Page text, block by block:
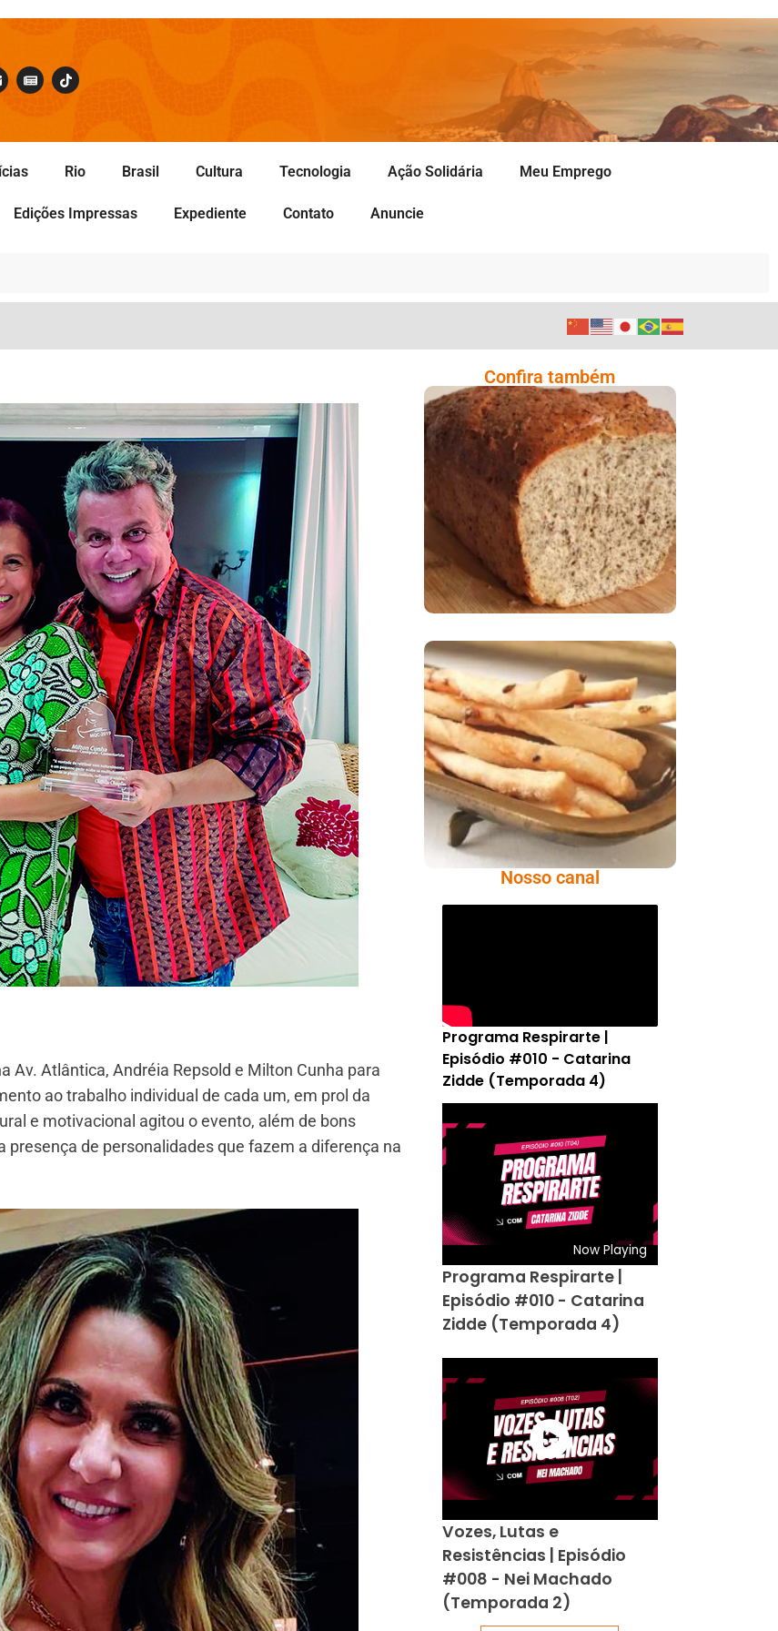
Rio Brasil Cultura Tecnologia Ação Solidária Meu Emprego
Edições Impressas Expediente Contato Anuncie
Av. Atlântica, Andréia Repsold e Milton Cunha para
ao trabalho individual de cada um, em prol da
e motivacional agitou o evento, além de bons
de personalidades que fazem a diferença na
Confira também
Comer Bem: Pão Low
Carb
Comer Bem:
Palitinhos De Cebola
E Salsa
Nosso canal
Programa Respirarte |
Episódio #010 - Catarina
Zidde (Temporada 4)
Now Playing
Programa Respirarte |
Episódio #010 - Catarina
Zidde (Temporada 4)
Vozes, Lutas e
Resistências | Episódio
#008 - Nei Machado
(Temporada 2)